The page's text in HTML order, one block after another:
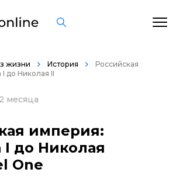
жизни История
Российская
до Николая II
месяца
империя:
I до Николая
One